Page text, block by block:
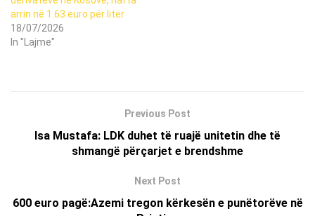
arrin në 1.63 euro për litër
18/07/2026
In "Lajme"
Previous Post
Isa Mustafa: LDK duhet të ruajë unitetin dhe të
shmangë përçarjet e brendshme
Next Post
600 euro pagë:Azemi tregon kërkesën e punëtorëve në